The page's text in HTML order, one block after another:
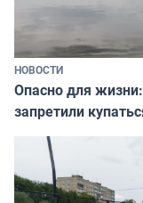
НОВОСТИ
Опасно для
запретили